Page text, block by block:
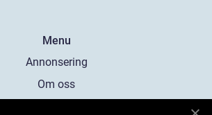
Menu
Annonsering
Om oss